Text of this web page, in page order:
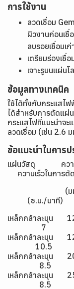
การใช้งาน
ลวดเชื่อม
ผิวงานก่อนเชื่
ลบรอยเชื่อมเก่
เตรียมร่องเชื่
เจาะรูบนแผ่นโ
ข้อมูลทางเทคนิค
ใช้ได้ทั้งกับกระแสไ
ได้สำหรับการตัดแผ่
กระแสไฟที่แนะนำจ
ลวดเชื่อม (เช่น 2.6
ข้อแนะนำในการ
แผ่นวัสดุ ควา
ความเร็วในการตัด
(มม.)
(ซ.ม./นาที)
เหล็กกล้
7
เหล็กกล้
10.5
เหล็กกล้
8.5
เหล็กกล้
8.5